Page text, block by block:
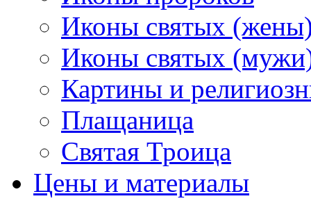
Иконы святых
Иконы святых
Картины и
Плащаница
Святая Троица
Цены и материалы